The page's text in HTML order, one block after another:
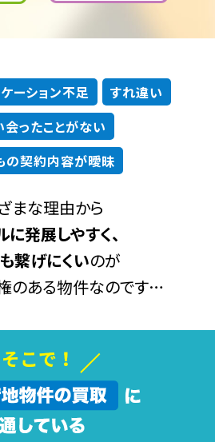
ーション不足
すれ違い
会ったことがない
の契約内容が曖昧
まな理由から
に発展しやすく、
繋げにくいのが
のある物件なのです…